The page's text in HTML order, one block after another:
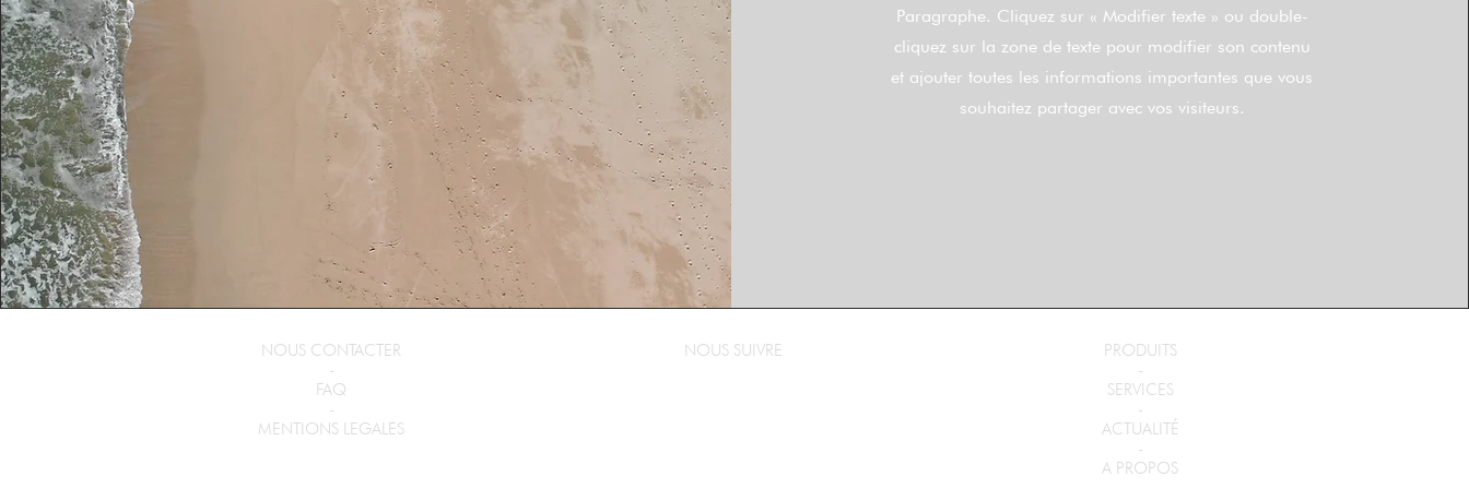
Paragraphe. Cliquez sur « Modifier texte » ou double-
cliquez sur la zone de texte pour modifier son contenu
et ajouter toutes les informations importantes que vous
souhaitez partager avec vos visiteurs.
NOUS CONTACTER
-
FAQ
-
MENTIONS LEGALES
NOUS SUIVRE
PRODUITS
-
SERVICES
-
ACTUALITÉ
-
A PROPOS